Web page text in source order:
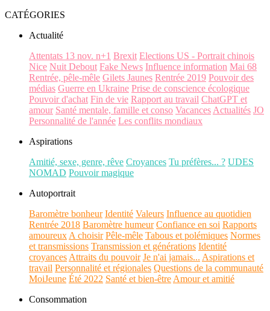
CATÉGORIES
Actualité
Attentats 13 nov. n+1 Brexit Elections US - Portrait chinois
Nice Nuit Debout Fake News Influence information Mai 68
Rentrée, pêle-mêle Gilets Jaunes Rentrée 2019 Pouvoir des
médias Guerre en Ukraine Prise de conscience écologique
Pouvoir d'achat Fin de vie Rapport au travail ChatGPT et
amour Santé mentale, famille et conso Vacances Actualités JO
Personnalité de l'année Les conflits mondiaux
Aspirations
Amitié, sexe, genre, rêve Croyances Tu préfères... ? UDES
NOMAD Pouvoir magique
Autoportrait
Baromètre bonheur Identité Valeurs Influence au quotidien
Rentrée 2018 Baromètre humeur Confiance en soi Rapports
amoureux A choisir Pêle-mêle Tabous et polémiques Normes
et transmissions Transmission et générations Identité
croyances Attraits du pouvoir Je n'ai jamais... Aspirations et
travail Personnalité et régionales Questions de la communauté
MoiJeune Été 2022 Santé et bien-être Amour et amitié
Consommation